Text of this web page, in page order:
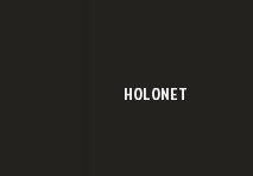
HOLONET